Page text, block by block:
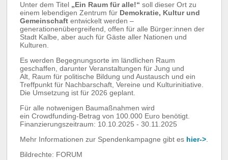
Unter dem Titel „Ein Raum für alle!“ soll dieser Ort zu
einem lebendigen Zentrum für Demokratie, Kultur und
Gemeinschaftentwickelt werden –
generationenübergreifend, offen für alle Bürger:innen der
Stadt Kalbe, aber auch für Gäste aller Nationen und
Kulturen.
Es werden Begegnungsorte im ländlichen Raum
geschaffen, darunter Veranstaltungen für Jung und
Alt, Raum für politische Bildung und Austausch und ein
Treffpunkt für Nachbarschaft, Vereine und Kulturinitiative.
Die Umsetzung ist für 2026 geplant.
Für alle notwenigen Baumaßnahmen wird
ein Crowdfunding-Betrag von 100.000 Euro benötigt.
Finanzierungszeitraum: 10.10.2025 - 30.11.2025
Mehr Informationen zur Spendenkampagne gibt es hier->.
Bildrechte: FORUM